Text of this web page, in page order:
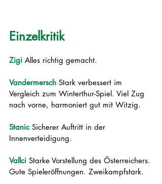
Einzelkritik
Zigi Alles richtig gemacht.
Vandermersch Stark verbessert im
Vergleich zum Winterthur-Spiel. Viel Zug
nach vorne, harmoniert gut mit Witzig.
Stanic Sicherer Auftritt in der
Innenverteidigung.
Vallci Starke Vorstellung des Österreichers.
Gute Spieleröffnungen. Zweikampfstark.